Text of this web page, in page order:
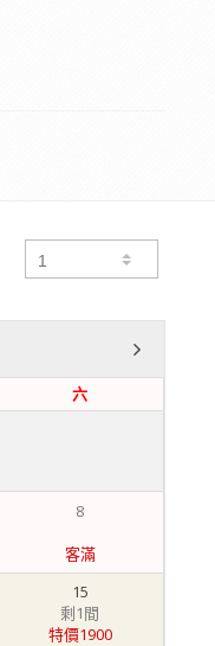
六
8
客滿
15
剩1間
特價1900